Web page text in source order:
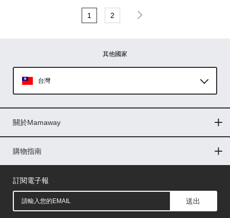
1 2
其他國家
台灣
印尼
菲律賓
馬來西亞
關於Mamaway
門市據點
最新消息
品牌故事
人力招募
媒體花絮
隱私權聲明
CSR企業社會責任
購物指南
購物常見問題
退換貨問題
儲值金使用條款
購買儲值金
發票問題
會員權益
線上留言
吸乳器-免費體驗
訂閱電子報
送出